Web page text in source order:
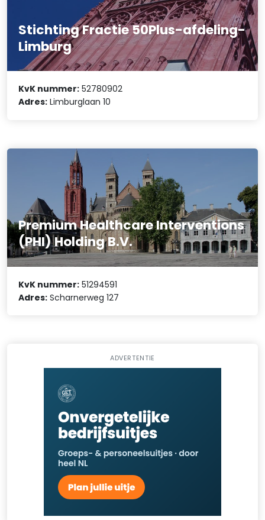
Stichting Fractie 50Plus-afdeling-
Limburg
KvK nummer: 52780902
Adres: Limburglaan 10
Premium Healthcare Interventions
(PHI) Holding B.V.
KvK nummer: 51294591
Adres: Scharnerweg 127
ADVERTENTIE